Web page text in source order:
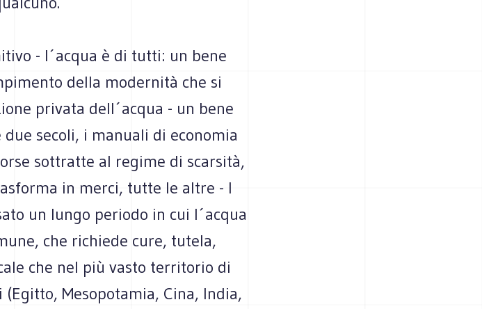
- l´acqua è di tutti: un bene
della modernità che si
privata dell´acqua - un bene
secoli, i manuali di economia
sottratte al regime di scarsità,
in merci, tutte le altre - l
un lungo periodo in cui l´acqua
che richiede cure, tutela,
che nel più vasto territorio di
Mesopotamia, Cina, India,